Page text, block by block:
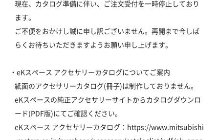
現在、カタログ準備に伴い、ご注文受付を一時停止しており
ます。
ご不便をおかけし誠に申し訳ございません。再開まで今しば
らくお待ちいただきますようお願い申し上げます。
・eKスペース アクセサリーカタログについてご案内
紙面のアクセサリーカタログ(冊子)は制作しておりません。
eKスペースの純正アクセサリーサイトからカタログダウンロ
ード(PDF版)にてご確認ください。
eKスペース アクセサリーカタログ： https://www.mitsubishi